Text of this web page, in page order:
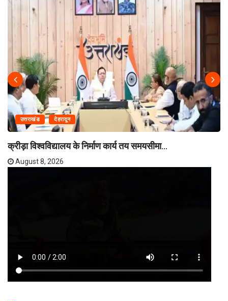
उत्तराखंड देहरादून
क्रीड़ा विश्वविद्यालय के निर्माण कार्य तय समयसीमा...
August 8, 2026